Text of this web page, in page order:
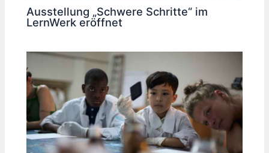
Ausstellung „Schwere Schritte“ im
LernWerk eröffnet